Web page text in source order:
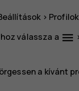
> Profilok
válassza a menu
a kívánt